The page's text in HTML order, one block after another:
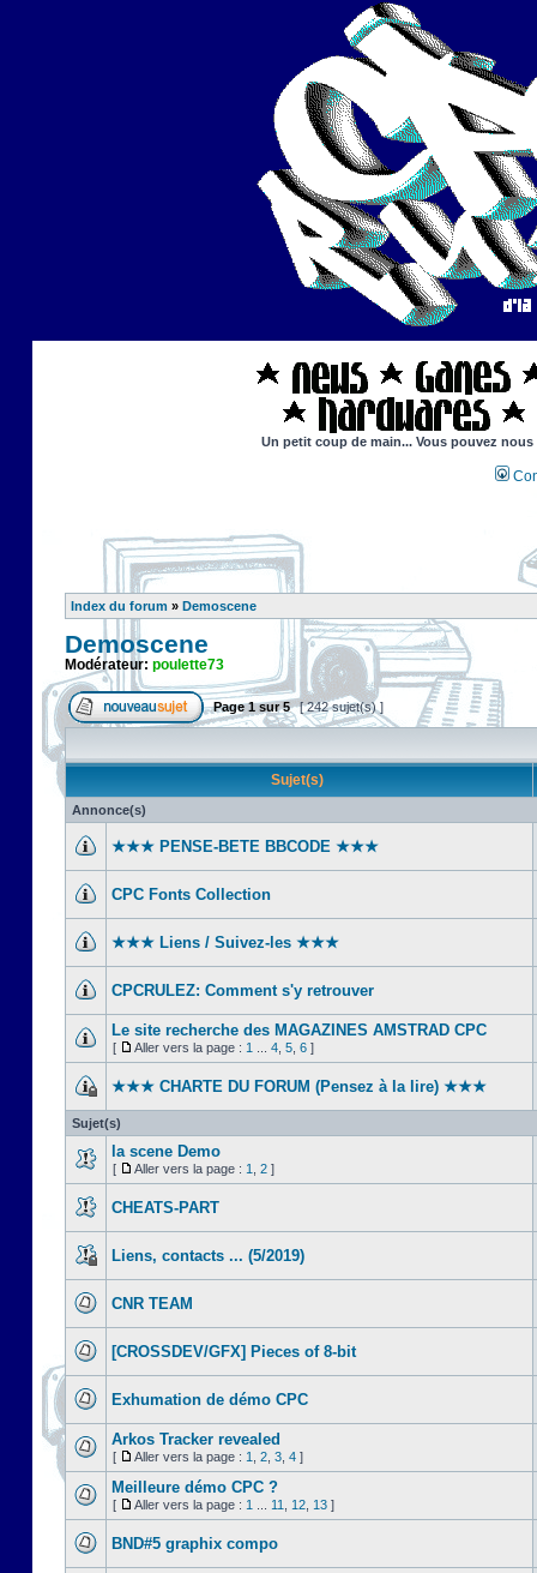
Un petit coup de main... Vous pouvez
Index du forum » Demoscene
Demoscene
Modérateur: poulette73
Page1sur5 [ 242 sujet(s) ]
Sujet(s)
Annonce(s)
★★★ PENSE-BETE BBCODE ★★★
CPC Fonts Collection
★★★ Liens / Suivez-les ★★★
CPCRULEZ: Comment s'y retrouver‎
Le site recherche des MAGAZINES AMSTRAD CPC
[ Aller vers la page : 1 4 5 6 ]
★★★ CHARTE DU FORUM (Pensez à la lire) ★★★
Sujet(s)
la scene Demo
[ Aller vers la page : 1 2 ]
CHEATS-PART
Liens, contacts ... (5/2019)
CNR TEAM
[CROSSDEV/GFX] Pieces of 8-bit
Exhumation de démo CPC
Arkos Tracker revealed
[ Aller vers la page : 1 2 3 4 ]
Meilleure démo CPC ?
[ Aller vers la page : 1 11 12 13 ]
BND#5 graphix compo